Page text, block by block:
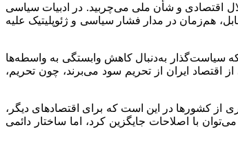
اقتصادی و شأن ملی می‌چربید. در ادبیات سیاسی
هم‌زمان در مدار فشار سیاسی و ژئوپلیتیک علیه
سیاست‌گذار به‌دنبال کاهش وابستگی به واسطه‌ها
ایران از تحریم سود می‌برند، چون تحریم،
از کشورها در این است که برای اقتصادهای دیگر،
با اصلاحات جایگزین کرد، اما ساختار دائمی